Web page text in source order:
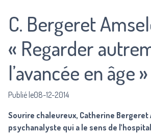
C. Bergeret
« Regarder
l’avancée en âge »
Publié le08-12-2014
Sourire chaleureux, Catherine Bergeret
psychanalyste qui a le sens de